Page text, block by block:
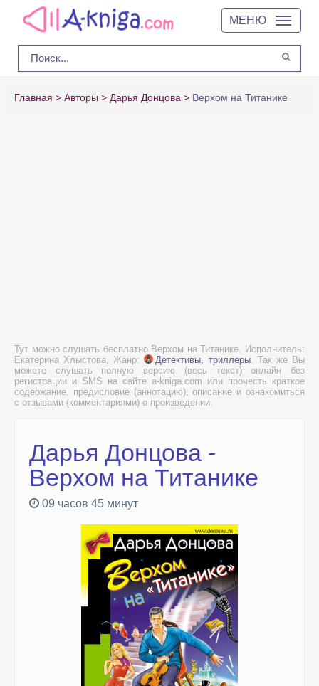
МЕНЮ
Главная Авторы Дарья Донцова Верхом на Титанике
Тут можно слушать бесплатно Верхом на Титанике. Исполнитель:
Екатерина Хлыстова, Жанр:
Детективы, триллеры. Так же Вы
можете слушать полную версию (весь текст) онлайн без
регистрации и SMS на сайте a-kniga.com или прочесть краткое
содержание, предисловие (аннотацию), описание и ознакомиться
с отзывами (комментариями) о произведении.
Дарья Донцова -
Верхом на Титанике
09 часов 45 минут